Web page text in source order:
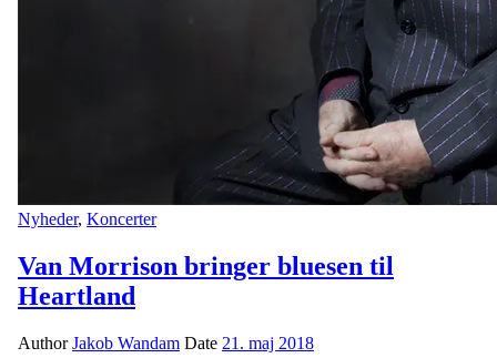
Nyheder, Koncerter
Van Morrison bringer bluesen til
Heartland
AuthorJakob Wandam Date 21. maj 2018